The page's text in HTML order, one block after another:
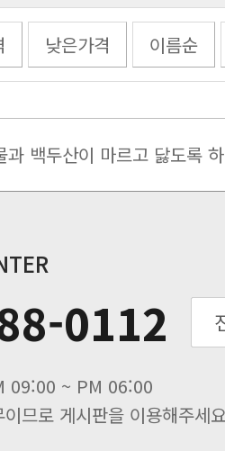
낮은가격 이름순
과 백두산이 마르고 닳도록
과 백두산이 마르고 닳도록
과 백두산이 마르고 닳도록
과 백두산이 마르고 닳도록
과 백두산이 마르고 닳도록
0112
09:00 ~ PM 06:00
므로 게시판을 이용해주세